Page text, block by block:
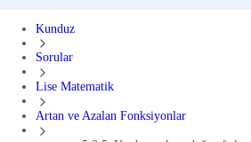
Kunduz
Sorular
Lise Matematik
Artan ve Azalan Fonksiyonlar